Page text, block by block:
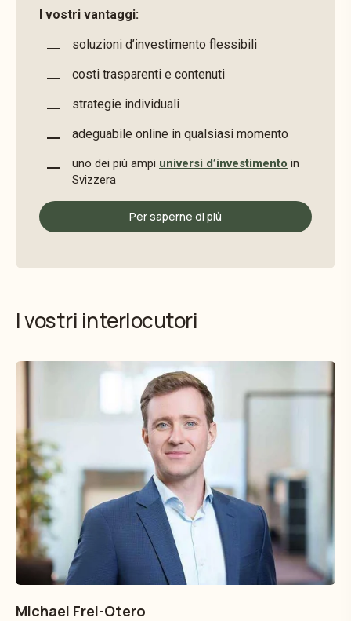
I vostri vantaggi:
soluzioni d’investimento flessibili
costi trasparenti e contenuti
strategie individuali
adeguabile online in qualsiasi momento
uno dei più ampi universi d’investimento in
Svizzera
Per saperne di più
I vostri interlocutori
Michael Frei-Otero